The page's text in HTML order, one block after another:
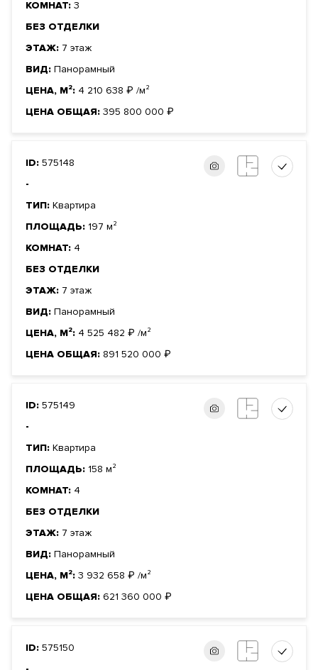
КОМНАТ: 3
БЕЗ ОТДЕЛКИ
ЭТАЖ: 7 этаж
ВИД: Панорамный
ЦЕНА, М²: 4 210 638 ₽ /м²
ЦЕНА ОБЩАЯ: 395 800 000 ₽
ID: 575148
-
ТИП: Квартира
ПЛОЩАДЬ: 197 м²
КОМНАТ: 4
БЕЗ ОТДЕЛКИ
ЭТАЖ: 7 этаж
ВИД: Панорамный
ЦЕНА, М²: 4 525 482 ₽ /м²
ЦЕНА ОБЩАЯ: 891 520 000 ₽
ID: 575149
-
ТИП: Квартира
ПЛОЩАДЬ: 158 м²
КОМНАТ: 4
БЕЗ ОТДЕЛКИ
ЭТАЖ: 7 этаж
ВИД: Панорамный
ЦЕНА, М²: 3 932 658 ₽ /м²
ЦЕНА ОБЩАЯ: 621 360 000 ₽
ID: 575150